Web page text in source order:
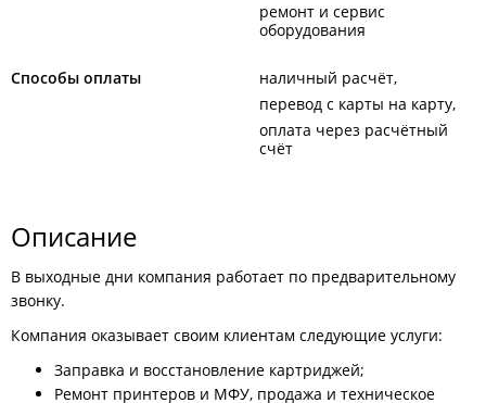
ремонт и сервис
оборудования
Способы оплаты
наличный расчёт
перевод с карты на карту
оплата через расчётный
счёт
Описание
В выходные дни компания работает по предварительному
звонку.
Компания оказывает своим клиентам следующие услуги:
Заправка и восстановление картриджей;
Ремонт принтеров и МФУ, продажа и техническое